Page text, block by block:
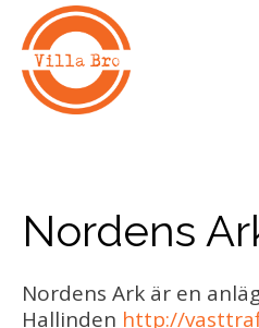
Nordens
Nordens Ark är en
Hallinden http://